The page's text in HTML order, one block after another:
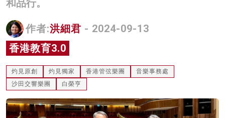
灼見活動
關於我們
和品行。
作者:洪細君 - 2024-09-13
香港教育3.0
灼見原創 灼見獨家 香港管弦樂團
音樂事務處
沙田交響樂團
白榮亨